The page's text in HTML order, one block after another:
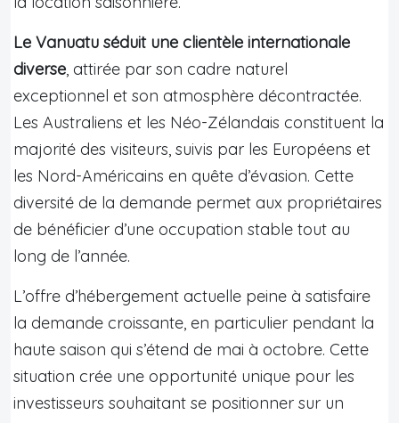
Le Vanuatu séduit une clientèle internationale
diverse, attirée par son cadre naturel
exceptionnel et son atmosphère décontractée.
Les Australiens et les Néo-Zélandais constituent la
majorité des visiteurs, suivis par les Européens et
les Nord-Américains en quête d’évasion. Cette
diversité de la demande permet aux propriétaires
de bénéficier d’une occupation stable tout au
long de l’année.
L’offre d’hébergement actuelle peine à satisfaire
la demande croissante, en particulier pendant la
haute saison qui s’étend de mai à octobre. Cette
situation crée une opportunité unique pour les
investisseurs souhaitant se positionner sur un